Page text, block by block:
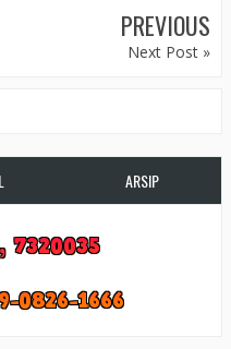
PREVIOUS
Next Post »
ARSIP